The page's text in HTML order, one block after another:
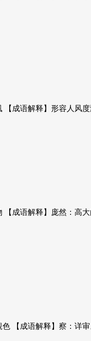
成语解释】形容人风
成语解释】庞然：高
【成语解释】察：详